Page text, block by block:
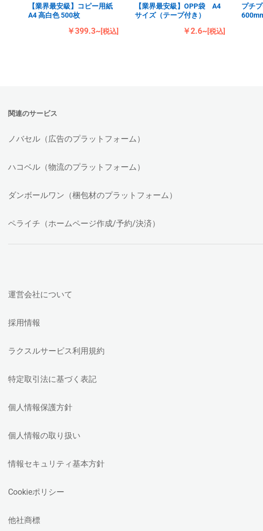
【業界最安級】コピー用紙
A4 高白色 500枚
￥399.3~[税込]
【業界最安級】OPP袋 A4
サイズ（テープ付き）
￥2.6~[税込]
プチ
関連のサービス
ノバセル（広告のプラットフォーム）
ハコベル（物流のプラットフォーム）
ダンボールワン（梱包材のプラットフォーム）
ペライチ（ホームページ作成/予約/決済）
運営会社について
採用情報
ラクスルサービス利用規約
特定取引法に基づく表記
個人情報保護方針
個人情報の取り扱い
情報セキュリティ基本方針
Cookieポリシー
他社商標